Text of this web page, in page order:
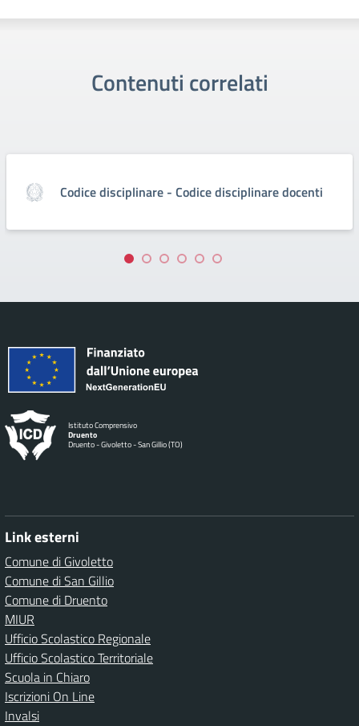
Contenuti correlati
Codice disciplinare - Codice disciplinare docenti
Istituto Comprensivo
Druento
Druento - Givoletto - San Gillio (TO)
Link esterni
Comune di Givoletto
Comune di San Gillio
Comune di Druento
MIUR
Ufficio Scolastico Regionale
Ufficio Scolastico Territoriale
Scuola in Chiaro
Iscrizioni On Line
Invalsi